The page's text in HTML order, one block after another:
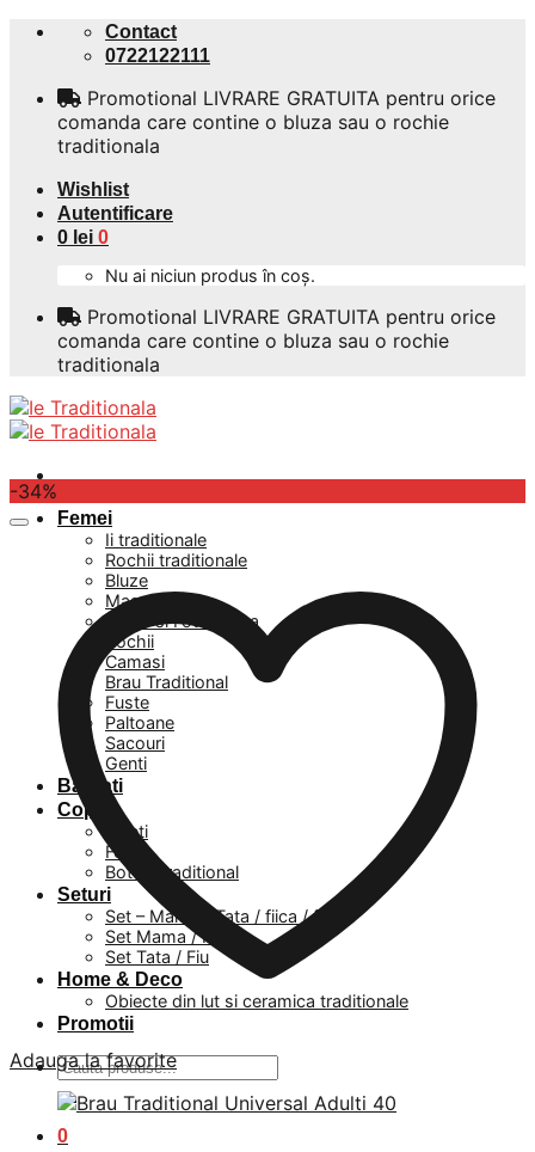
Skip
Contact
0722122111
Promotional LIVRARE GRATUITA pentru orice
comanda care contine o bluza sau o rochie
traditionala
Wishlist
Autentificare
0 lei 0
Nu ai niciun produs în coș.
Promotional LIVRARE GRATUITA pentru orice
comanda care contine o bluza sau o rochie
traditionala
Femei
Ii traditionale
Rochii traditionale
Bluze
Masuri mari
Veste si Fote Dama
Rochii
Camasi
Brau Traditional
Fuste
Paltoane
Sacouri
Genti
Barbati
Copii
Baieti
Fetite
Botez Traditional
Seturi
Set – Mama / Tata / fiica / fiu
Set Mama / Fiica
Set Tata / Fiu
Home & Deco
Obiecte din lut si ceramica traditionale
Promotii
Caută
după:
0
-34%
Adauga la favorite